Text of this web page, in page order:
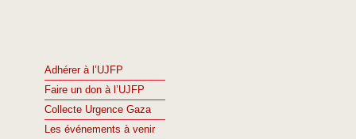
Adhérer à l’UJFP
Faire un don à l’UJFP
Collecte Urgence Gaza
Les événements à venir